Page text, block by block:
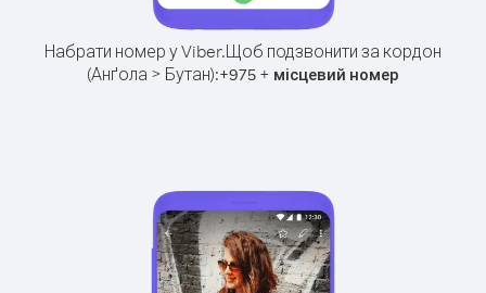
Набрати номер у Viber.Щоб подзвонити за кордон
(Анґола > Бутан):+975 + місцевий номер